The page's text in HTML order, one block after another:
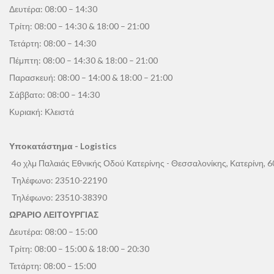
Δευτέρα: 08:00 – 14:30
Τρίτη: 08:00 – 14:30 & 18:00 – 21:00
Τετάρτη: 08:00 – 14:30
Πέμπτη: 08:00 – 14:30 & 18:00 – 21:00
Παρασκευή: 08:00 – 14:00 & 18:00 – 21:00
Σάββατο: 08:00 – 14:30
Κυριακή: Κλειστά
Υποκατάστημα - Logistics
4ο χλμ Παλαιάς Εθνικής Οδού Κατερίνης - Θεσσαλονίκης, Κατερίνη,
Τηλέφωνο: 23510-22190
Τηλέφωνο: 23510-38390
ΩΡΑΡΙΟ ΛΕΙΤΟΥΡΓΙΑΣ
Δευτέρα: 08:00 – 15:00
Τρίτη: 08:00 – 15:00 & 18:00 – 20:30
Τετάρτη: 08:00 – 15:00